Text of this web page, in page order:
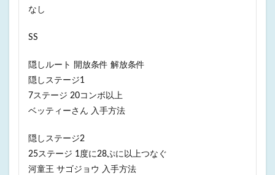
なし
SS
隠しルート 開放条件 解放条件
隠しステージ1
7ステージ 20コンボ以上
ベッティーさん 入手方法
隠しステージ2
25ステージ 1度に28ぷに以上つなぐ
河童王 サゴジョウ 入手方法